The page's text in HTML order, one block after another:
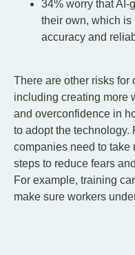
34% worry that AI-
their own, which is
accuracy and
There are other risks for
including creating more
and overconfidence in
to adopt the technology.
companies need to take
steps to reduce fears
For example, training
make sure workers